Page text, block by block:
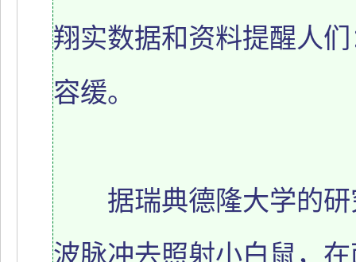
翔实数据和资料提醒人
容缓。
据瑞典德隆大学的研
波脉冲去照射小白鼠，